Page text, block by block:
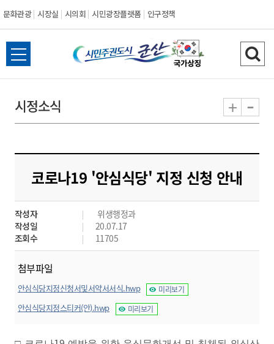
문화관광 시장실 시의회 시민광장플랫폼 인구정책
시
민
도
시
군
산
전
체
뉴
열
검
색
기
시정소식 + -
코로나19 '안심식당' 지정 신청 안내
작성자
위생행정과
작성일
20.07.17
조회수
11705
첨부파일
안심식당지정신청서및서약서서식.hwp 미리보기
안심식당지정스티커(안).hwp 미리보기